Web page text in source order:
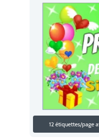
12 étiquettes/page